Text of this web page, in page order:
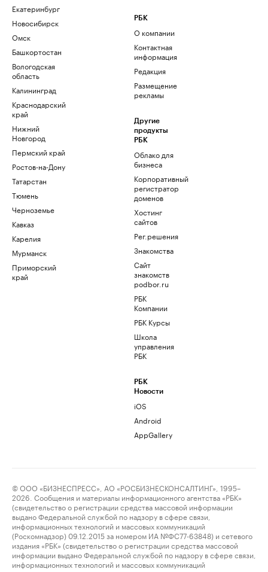
Екатеринбург
Новосибирск
Омск
Башкортостан
Вологодская
область
Калининград
Краснодарский
край
Нижний
Новгород
Пермский край
Ростов-на-Дону
Татарстан
Тюмень
Черноземье
Кавказ
Карелия
Мурманск
Приморский
край
РБК
О компании
Контактная
информация
Редакция
Размещение
рекламы
Другие
продукты
РБК
Облако для
бизнеса
Корпоративный
регистратор
доменов
Хостинг
сайтов
Рег.решения
Знакомства
Сайт
знакомств
podbor.ru
РБК
Компании
РБК Курсы
Школа
управления
РБК
РБК
Новости
iOS
Android
AppGallery
© ООО «БИЗНЕСПРЕСС», АО «РОСБИЗНЕСКОНСАЛТИНГ», 1995–
2026. Сообщения и материалы информационного агентства «РБК»
(свидетельство о регистрации средства массовой информации
выдано Федеральной службой по надзору в сфере связи,
информационных технологий и массовых коммуникаций
(Роскомнадзор) 09.12.2015 за номером ИА №ФС77-63848) и сетевого
издания «РБК» (свидетельство о регистрации средства массовой
информации выдано Федеральной службой по надзору в сфере связи,
информационных технологий и массовых коммуникаций